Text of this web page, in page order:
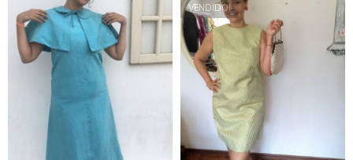
VENDIDO!